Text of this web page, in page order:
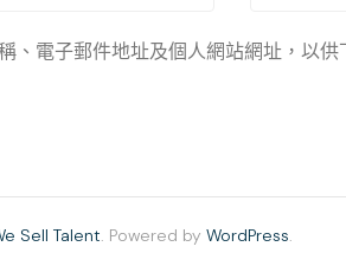
、電子郵件地址及個人網站網址，以供
Sell Talent. Powered by WordPress.